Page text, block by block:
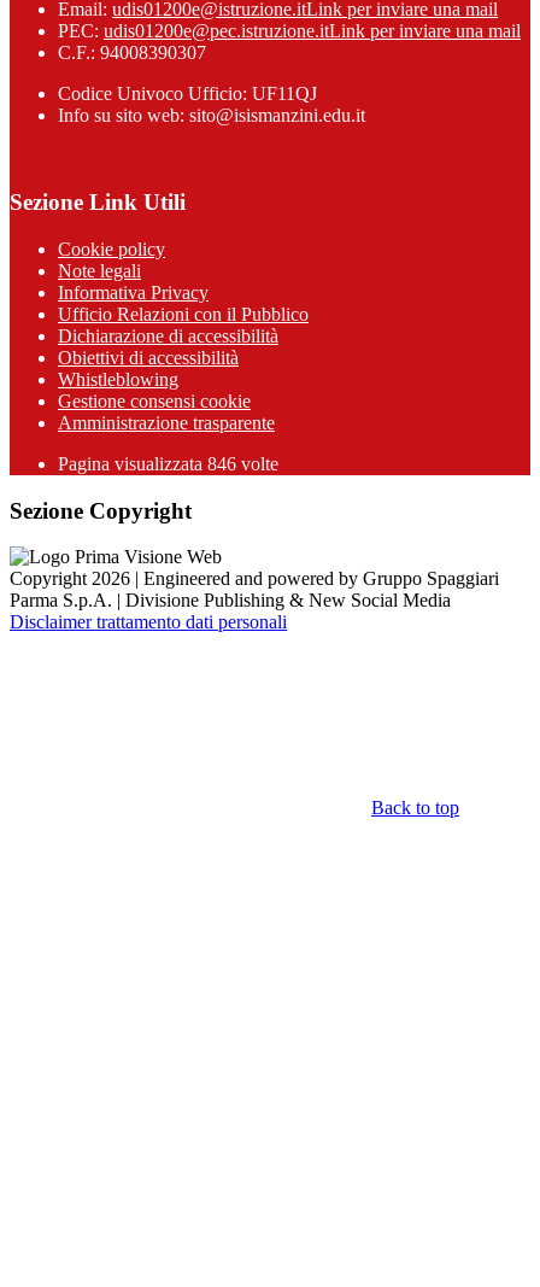
Email: udis01200e@istruzione.itLink per inviare una mail
PEC: udis01200e@pec.istruzione.itLink per inviare una mail
C.F.: 94008390307
Codice Univoco Ufficio: UF11QJ
Info su sito web: sito@isismanzini.edu.it
Sezione Link Utili
Cookie policy
Note legali
Informativa Privacy
Ufficio Relazioni con il Pubblico
Dichiarazione di accessibilità
Obiettivi di accessibilità
Whistleblowing
Gestione consensi cookie
Amministrazione trasparente
Pagina visualizzata 846 volte
Sezione Copyright
Copyright 2026 | Engineered and powered by Gruppo Spaggiari
Parma S.p.A. | Divisione Publishing & New Social Media
Disclaimer trattamento dati personali
Back to top